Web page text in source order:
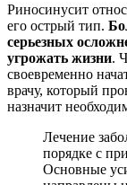
Риносинусит
его острый тип.
серьезных
угрожать жизни.
своевременно
врачу, который
назначит
Лечение
порядке с
Основные